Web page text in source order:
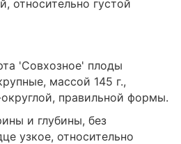
относительно густой
'Совхозное' плоды
массой 145 г.,
правильной формы.
и глубины, без
узкое, относительно